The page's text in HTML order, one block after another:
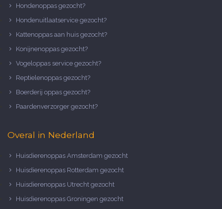
Hondenoppas gezocht?
Hondenuitlaatservice gezocht?
Kattenoppas aan huis gezocht?
Konijnenoppas gezocht?
Vogeloppas service gezocht?
Reptielenoppas gezocht?
Boerderij oppas gezocht?
Paardenverzorger gezocht?
Overal in Nederland
Huisdierenoppas Amsterdam gezocht
Huisdierenoppas Rotterdam gezocht
Huisdierenoppas Utrecht gezocht
Huisdierenoppas Groningen gezocht